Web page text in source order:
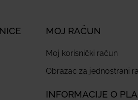
MOJ RAČUN
Moj korisnički račun
Obrazac za jednostrani
INFORMACIJE O